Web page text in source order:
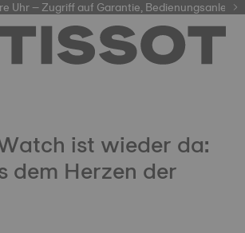
Uhr – Zugriff auf Garantie,
ist wieder da:
dem Herzen der